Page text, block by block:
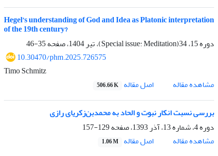
Hegel’s understanding of God and Idea as Platonic interpretation
of the 19th century?
دوره 15، 34(Special issue: Meditation)، تیر 1404، صفحه
35-46
10.30470/phm.2025.726575
Timo Schmitz
مشاهده مقاله
اصل مقاله 506.66 K
بررسی نسبت انکار نبوت و الحاد به محمد‌بن‌زکریای‌ رازی
دوره 4، شماره 13، آذر 1393، صفحه
129-157
مشاهده مقاله
اصل مقاله 1.06 M